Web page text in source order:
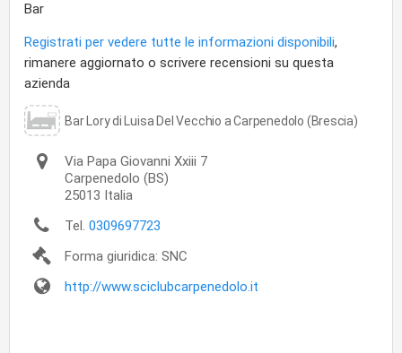
Bar
Registrati per vedere tutte le informazioni disponibili,
rimanere aggiornato o scrivere recensioni su questa
azienda
Bar Lory di Luisa Del Vecchio a Carpenedolo (Brescia)
Via Papa Giovanni Xxiii 7
Carpenedolo (BS)
25013 Italia
Tel. 0309697723
Forma giuridica: SNC
http://www.sciclubcarpenedolo.it